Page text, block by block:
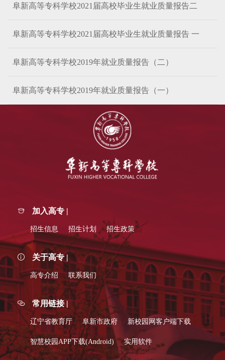
阜新高等专科学校2021届高校毕业生就业质量报告二
阜新高等专科学校2021届高校毕业生就业质量报告 一
阜新高等专科学校2019年就业质量报告（二）
阜新高等专科学校2019年就业质量报告（一）
加入高专 |
招生信息 招生计划 招生政策
关于高专 |
高专介绍 联系我们
常用链接 |
辽宁省教育厅 阜新市政府 新校园网客户端下载
智慧校园APP下载(Android) 实用软件